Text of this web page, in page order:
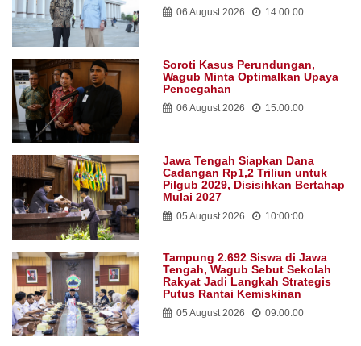
06 August 2026 14:00:00
Soroti Kasus Perundungan,
Wagub Minta Optimalkan Upaya
Pencegahan
06 August 2026 15:00:00
Jawa Tengah Siapkan Dana
Cadangan Rp1,2 Triliun untuk
Pilgub 2029, Disisihkan Bertahap
Mulai 2027
05 August 2026 10:00:00
Tampung 2.692 Siswa di Jawa
Tengah, Wagub Sebut Sekolah
Rakyat Jadi Langkah Strategis
Putus Rantai Kemiskinan
05 August 2026 09:00:00